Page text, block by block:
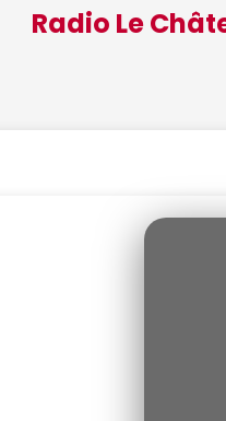
Radio Le